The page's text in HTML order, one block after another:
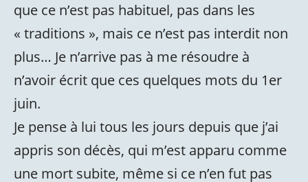
que ce n’est pas habituel, pas dans les
« traditions », mais ce n’est pas interdit non
plus… Je n’arrive pas à me résoudre à
n’avoir écrit que ces quelques mots du 1er
juin.
Je pense à lui tous les jours depuis que j’ai
appris son décès, qui m’est apparu comme
une mort subite, même si ce n’en fut pas